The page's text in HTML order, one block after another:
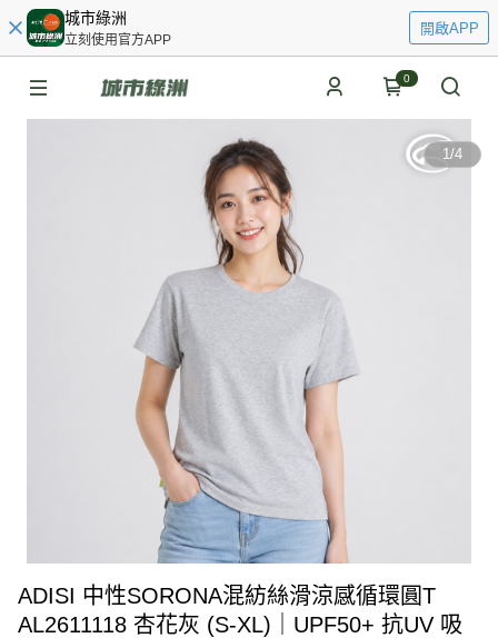
城市綠洲
立刻使用官方APP
開啟APP
0
1/4
ADISI 中性SORONA混紡絲滑涼感循環圓T
AL2611118 杏花灰 (S-XL)｜UPF50+ 抗UV 吸